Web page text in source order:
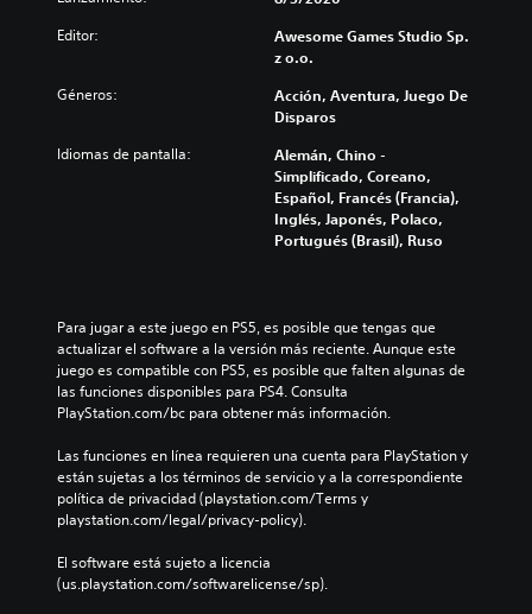
Editor:
Awesome Games Studio Sp.
z o.o.
Géneros:
Acción, Aventura, Juego De
Disparos
Idiomas de pantalla:
Alemán, Chino -
Simplificado, Coreano,
Español, Francés (Francia),
Inglés, Japonés, Polaco,
Portugués (Brasil), Ruso
Para jugar a este juego en PS5, es posible que tengas que
actualizar el software a la versión más reciente. Aunque este
juego es compatible con PS5, es posible que falten algunas de
las funciones disponibles para PS4. Consulta
PlayStation.com/bc para obtener más información.
Las funciones en línea requieren una cuenta para PlayStation y
están sujetas a los términos de servicio y a la correspondiente
política de privacidad (playstation.com/Terms y
playstation.com/legal/privacy-policy).
El software está sujeto a licencia
(us.playstation.com/softwarelicense/sp).